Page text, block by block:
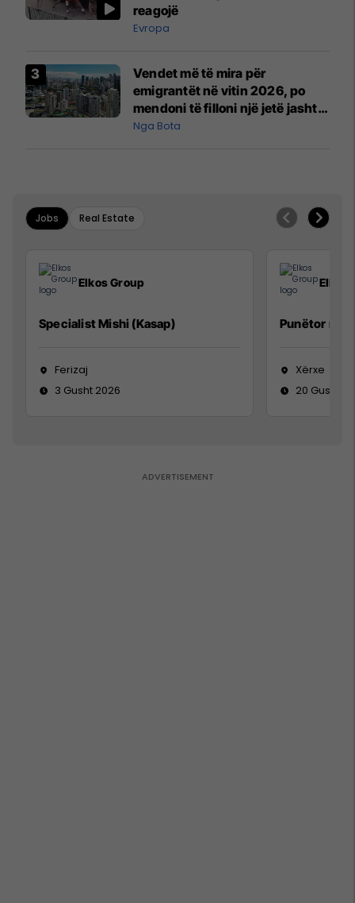
reagojë
Evropa
Vendet më të mira për
emigrantët në vitin 2026, po
mendoni të filloni një jetë jashtë
vendit?
Nga Bota
Jobs Real Estate
Elkos Group
Specialist Mishi (Kasap)
Ferizaj
3 Gusht 2026
Elkos
Punëtor në
Xërxe
20 Gusht